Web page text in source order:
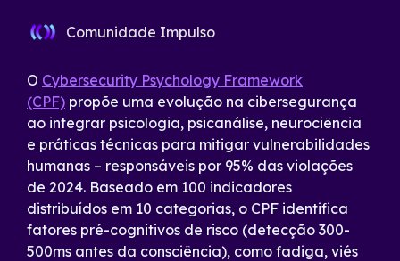
Comunidade Impulso
O Cybersecurity Psychology Framework
(CPF) propõe uma evolução na cibersegurança
ao integrar psicologia, psicanálise, neurociência
e práticas técnicas para mitigar vulnerabilidades
humanas – responsáveis por 95% das violações
de 2024. Baseado em 100 indicadores
distribuídos em 10 categorias, o CPF identifica
fatores pré-cognitivos de risco (detecção 300-
500ms antes da consciência), como fadiga, viés